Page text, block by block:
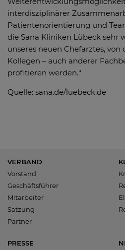
interdisziplinärer
Patientenorientierung und
die Sana Kliniken Lübeck sehr
unseres neuen Chefarztes,
Kollegen – auch anderer
profitieren werden.“
Quelle: sana.de/luebeck.de
VERBAND
Vorstand
Geschäftsführer
Mitarbeiter
Satzung
Partner
PRESSE